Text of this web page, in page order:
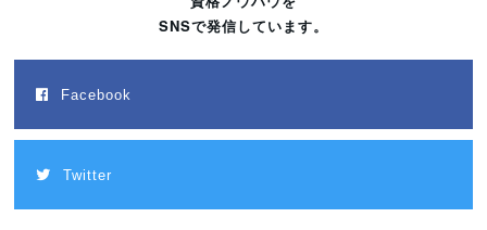
SNSで発信しています。
Facebook
Twitter